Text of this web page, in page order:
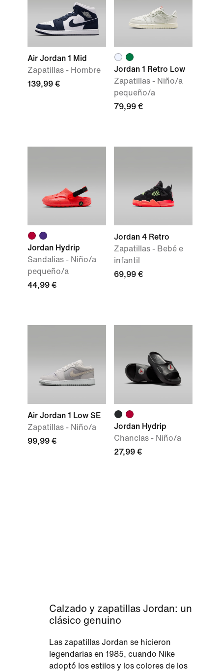
Air Jordan 1 Mid
Zapatillas - Hombre
139,99 €
Jordan 1 Retro Low
Zapatillas - Niño/a
pequeño/a
79,99 €
Jordan Hydrip
Sandalias - Niño/a
pequeño/a
44,99 €
Jordan 4 Retro
Zapatillas - Bebé e
infantil
69,99 €
Air Jordan 1 Low SE
Zapatillas - Niño/a
99,99 €
Jordan Hydrip
Chanclas - Niño/a
27,99 €
Calzado y zapatillas Jordan: un
clásico genuino
Las zapatillas Jordan se hicieron
legendarias en 1985, cuando Nike
adoptó los estilos y los colores de los